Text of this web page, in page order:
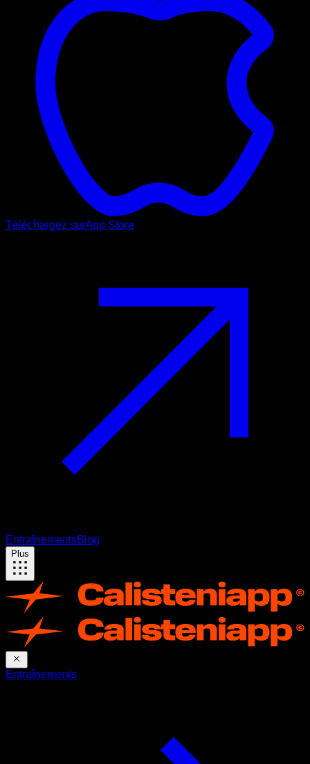
Téléchargez surApp Store
EntraînementsBlog
Plus
Entraînements